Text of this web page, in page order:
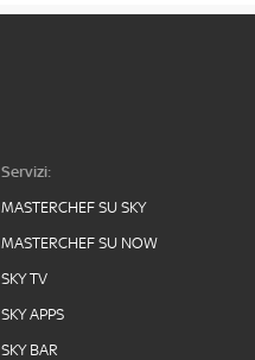
Servizi:
MASTERCHEF SU SKY
MASTERCHEF SU NOW
SKY TV
SKY APPS
SKY BAR